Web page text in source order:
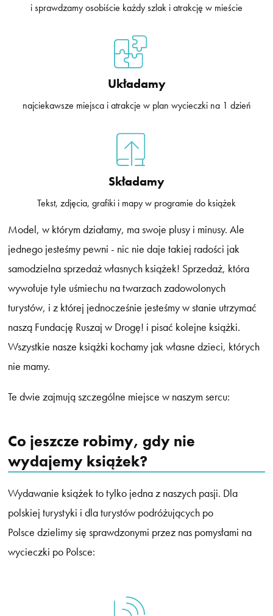
i sprawdzamy osobiście każdy szlak i atrakcję w mieście
Układamy
najciekawsze miejsca i atrakcje w plan wycieczki na 1 dzień
Składamy
Tekst, zdjęcia, grafiki i mapy w programie do książek
Model, w którym działamy, ma swoje plusy i minusy. Ale
jednego jesteśmy pewni - nic nie daje takiej radości jak
samodzielna sprzedaż własnych książek! Sprzedaż, która
wywołuje tyle uśmiechu na twarzach zadowolonych
turystów, i z której jednocześnie jesteśmy w stanie utrzymać
naszą Fundację Ruszaj w Drogę! i pisać kolejne książki.
Wszystkie nasze książki kochamy jak własne dzieci, których
nie mamy.
Te dwie zajmują szczególne miejsce w naszym sercu:
Co jeszcze robimy, gdy nie
wydajemy książek?
Wydawanie książek to tylko jedna z naszych pasji. Dla
polskiej turystyki i dla turystów podróżujących po
Polsce dzielimy się sprawdzonymi przez nas pomysłami na
wycieczki po Polsce: